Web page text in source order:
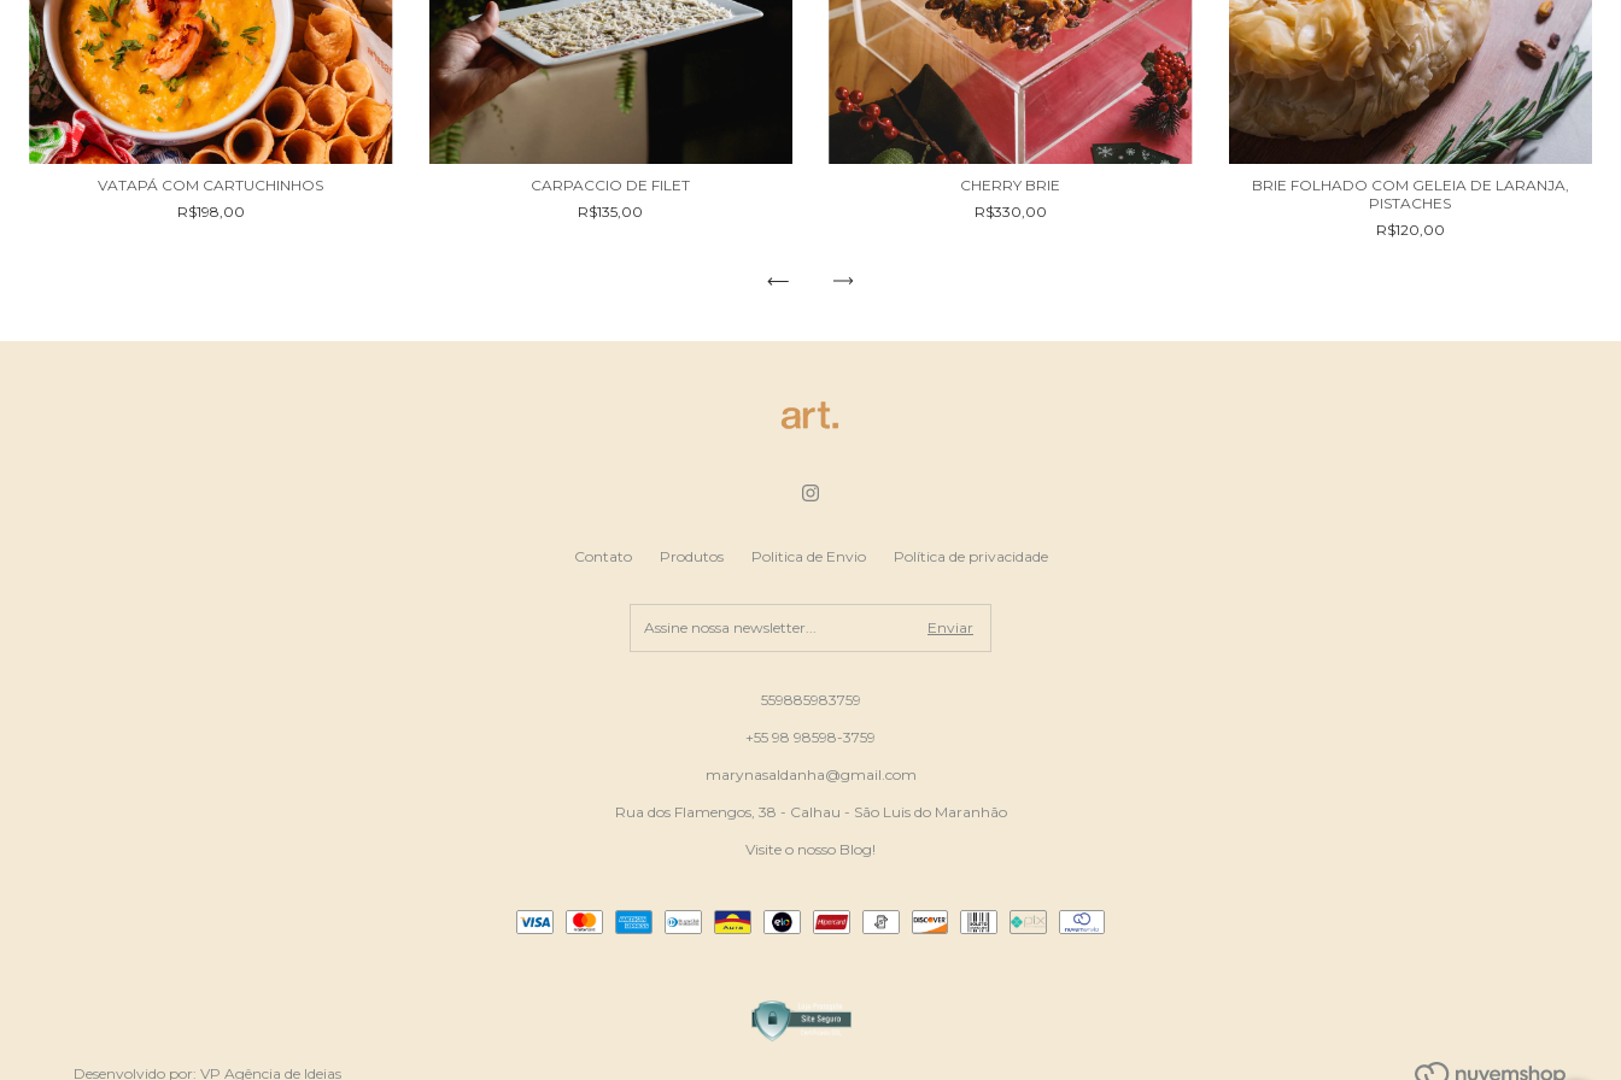
VATAPÁ COM CARTUCHINHOS
R$198,00
CARPACCIO DE FILET
R$135,00
CHERRY BRIE
R$330,00
BRIE FOLHADO COM GELEIA DE LARANJA,
PISTACHES
R$120,00
Contato Produtos Politica de Envio Política de privacidade
559885983759
+55 98 98598-3759
marynasaldanha@gmail.com
Rua dos Flamengos, 38 - Calhau - São Luis do Maranhão
Visite o nosso Blog!
Desenvolvido por: VP Agência de Ideias